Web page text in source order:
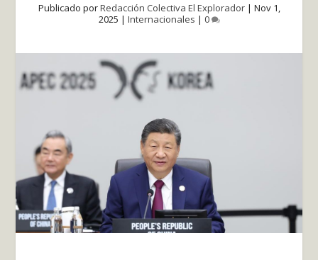
Publicado porRedacción Colectiva El Explorador| Nov 1,
2025 | Internacionales | 0